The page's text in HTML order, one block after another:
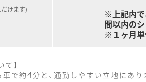
けます)
※上記内で
間以内の
※１ヶ月単
】
で約4分と、通勤しやすい立地にあり